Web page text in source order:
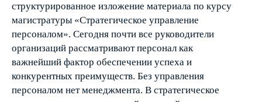
структурированное изложение материала по курсу
магистратуры «Стратегическое управление
персоналом». Сегодня почти все руководители
организаций рассматривают персонал как
важнейший фактор обеспечении успеха и
конкурентных преимуществ. Без управления
персоналом нет менеджмента. В стратегическое